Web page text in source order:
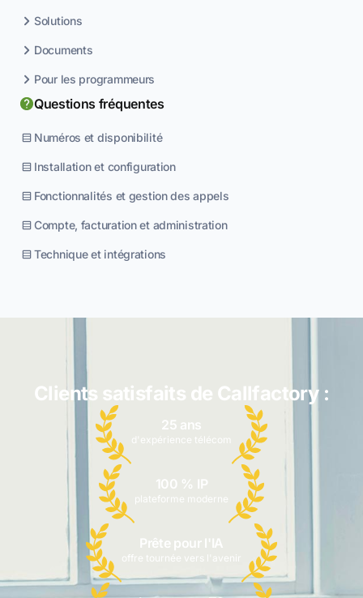
Solutions
Documents
Pour les programmeurs
Questions fréquentes
Numéros et disponibilité
Installation et configuration
Fonctionnalités et gestion des appels
Compte, facturation et administration
Technique et intégrations
Clients satisfaits de Callfactory :
25 ans
d'expérience télécom
100 % IP
plateforme moderne
Prête pour l'IA
offre tournée vers l'avenir